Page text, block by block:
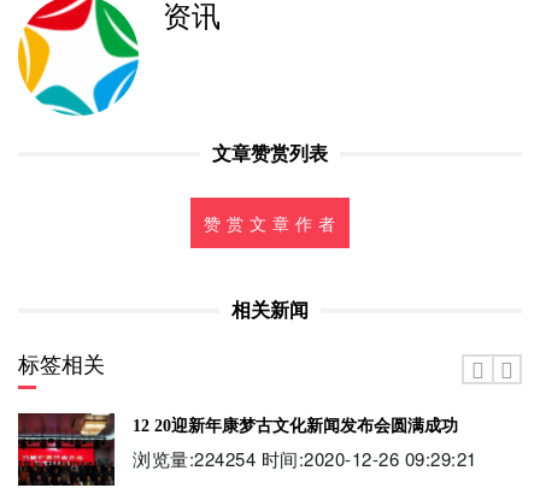
资讯
文章赞赏列表
赞 赏 文 章 作 者
相关新闻
标签相关
12 20迎新年康梦古文化新闻发布会圆满成功
浏览量:224254 时间:2020-12-26 09:29:21